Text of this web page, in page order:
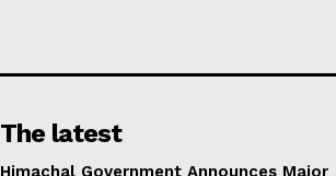
The latest
Himachal Government Announces Major